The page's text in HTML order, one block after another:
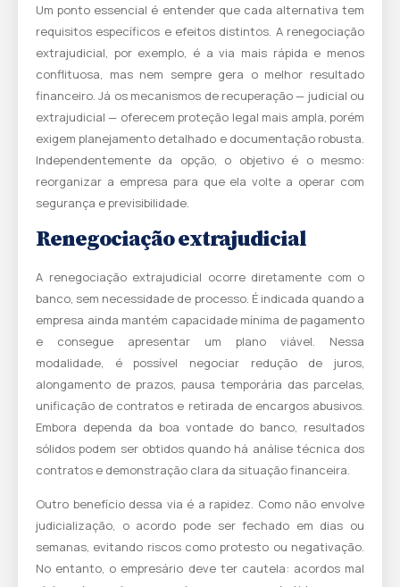
Um ponto essencial é entender que cada alternativa tem
requisitos específicos e efeitos distintos. A renegociação
extrajudicial, por exemplo, é a via mais rápida e menos
conflituosa, mas nem sempre gera o melhor resultado
financeiro. Já os mecanismos de recuperação — judicial ou
extrajudicial — oferecem proteção legal mais ampla, porém
exigem planejamento detalhado e documentação robusta.
Independentemente da opção, o objetivo é o mesmo:
reorganizar a empresa para que ela volte a operar com
segurança e previsibilidade.
Renegociação extrajudicial
A renegociação extrajudicial ocorre diretamente com o
banco, sem necessidade de processo. É indicada quando a
empresa ainda mantém capacidade mínima de pagamento
e consegue apresentar um plano viável. Nessa
modalidade, é possível negociar redução de juros,
alongamento de prazos, pausa temporária das parcelas,
unificação de contratos e retirada de encargos abusivos.
Embora dependa da boa vontade do banco, resultados
sólidos podem ser obtidos quando há análise técnica dos
contratos e demonstração clara da situação financeira.
Outro benefício dessa via é a rapidez. Como não envolve
judicialização, o acordo pode ser fechado em dias ou
semanas, evitando riscos como protesto ou negativação.
No entanto, o empresário deve ter cautela: acordos mal